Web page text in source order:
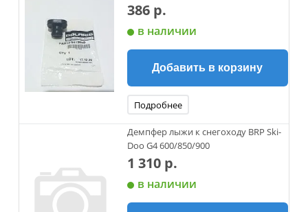
386 р.
в наличии
Добавить в корзину
Подробнее
Демпфер лыжи к снегоходу BRP Ski-
Doo G4 600/850/900
1 310 р.
в наличии